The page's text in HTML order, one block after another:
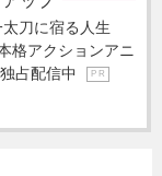
太刀に宿る人生
アクションアニ
占配信中
P R